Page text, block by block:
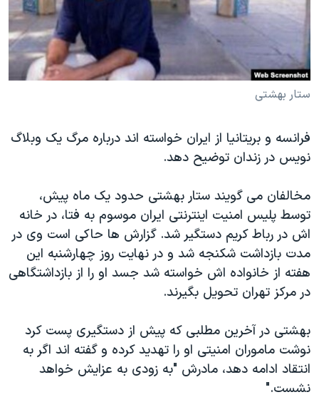
فرهنگ و زندگی
اقتصادی
علم و فناوری
گالری عکس
آرشیو پخش زنده
مستندها
انتخابات ریاست جمهوری آمریکا ۲۰۲۴
حمله جمهوری اسلامی به اسرائیل
رمز مهسا
اعتراضات زن، زندگی، آزادی
مجموعه مستندهای دادخواهی
تریبونال مردمی آبان ۹۸
دادگاه حمید نوری
چهل سال گروگان‌گیری
قانون شفافیت دارائی کادر رهبری ایران
اعتراضات مردمی آبان ۹۸
نرگس محمدی برنده جایزه نوبل صلح
همایش محافظه‌کاران آمریکا «سی‌پک»
دنبال کنید
ستار بهشتی
فرانسه و بریتانیا از ایران خواسته اند درباره مرگ یک وبلاگ
نویس در زندان توضیح دهد.
مخالفان می گویند ستار بهشتی حدود یک ماه پیش،
توسط پلیس امنیت اینترنتی ایران موسوم به فتا، در خانه
اش در رباط کریم دستگیر شد. گزارش ها حاکی است وی در
مدت بازداشت شکنجه شد و در نهایت روز چهارشنبه این
هفته از خانواده اش خواسته شد جسد او را از بازداشتگاهی
در مرکز تهران تحویل بگیرند.
بهشتی در آخرین مطلبی که پیش از دستگیری پست کرد
نوشت ماموران امنیتی او را تهدید کرده و گفته اند اگر به
انتقاد ادامه دهد، مادرش "به زودی به عزایش خواهد
نشست."